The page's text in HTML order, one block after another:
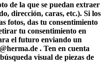
de la que se puedan extraer
dirección, caras, etc.). Si los
fotos, das tu consentimiento
tu consentimiento en
el futuro enviando un
. Ten en cuenta
visual de piezas de